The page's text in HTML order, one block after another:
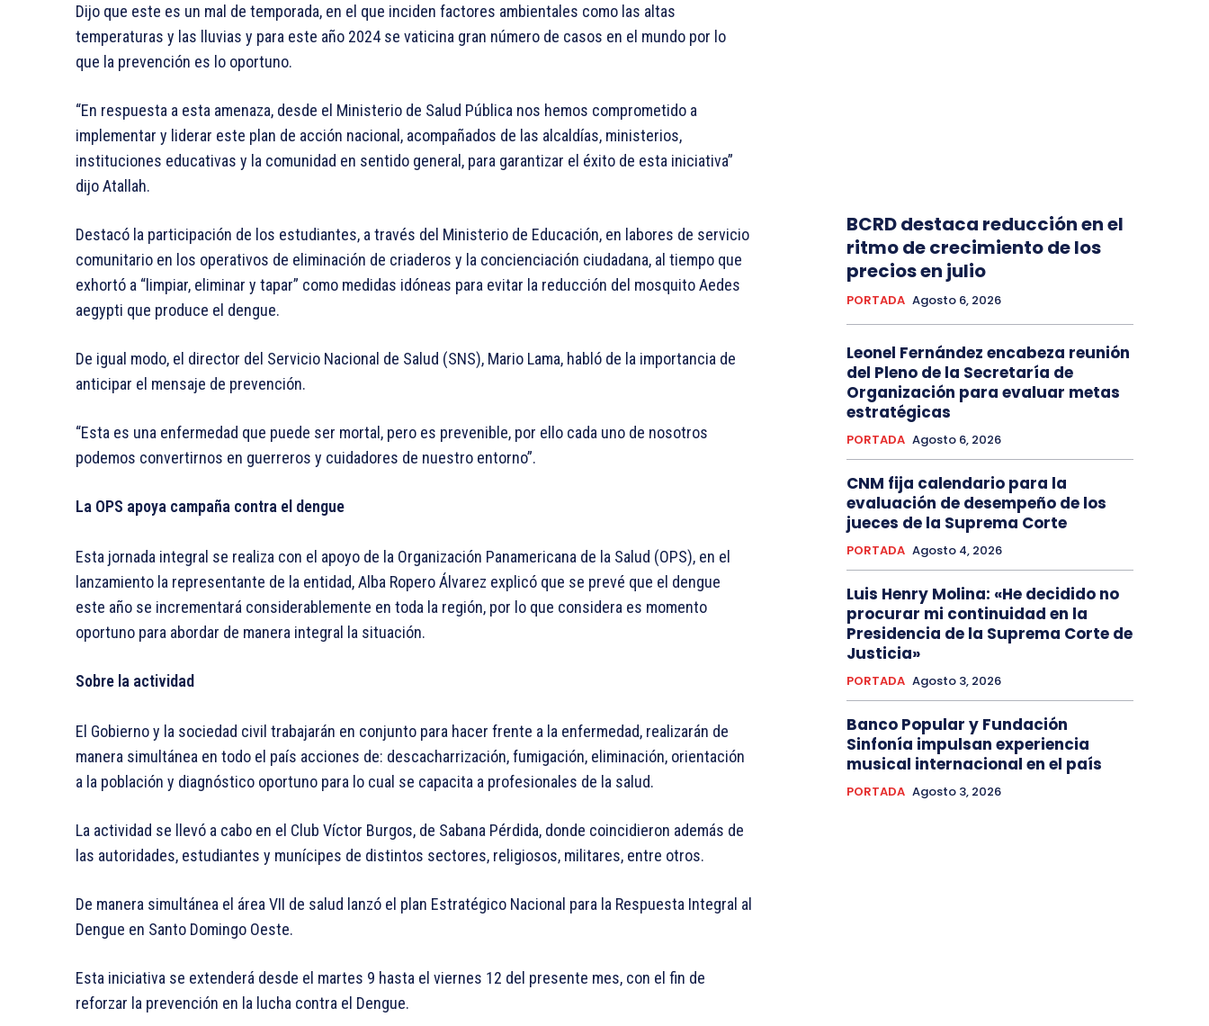
Dijo que este es un mal de temporada, en el que inciden factores ambientales como las altas
temperaturas y las lluvias y para este año 2024 se vaticina gran número de casos en el mundo por lo
que la prevención es lo oportuno.
“En respuesta a esta amenaza, desde el Ministerio de Salud Pública nos hemos comprometido a
implementar y liderar este plan de acción nacional, acompañados de las alcaldías, ministerios,
instituciones educativas y la comunidad en sentido general, para garantizar el éxito de esta iniciativa”
dijo Atallah.
Destacó la participación de los estudiantes, a través del Ministerio de Educación, en labores de servicio
comunitario en los operativos de eliminación de criaderos y la concienciación ciudadana, al tiempo que
exhortó a “limpiar, eliminar y tapar” como medidas idóneas para evitar la reducción del mosquito Aedes
aegypti que produce el dengue.
De igual modo, el director del Servicio Nacional de Salud (SNS), Mario Lama, habló de la importancia de
anticipar el mensaje de prevención.
“Esta es una enfermedad que puede ser mortal, pero es prevenible, por ello cada uno de nosotros
podemos convertirnos en guerreros y cuidadores de nuestro entorno”.
La OPS apoya campaña contra el dengue
Esta jornada integral se realiza con el apoyo de la Organización Panamericana de la Salud (OPS), en el
lanzamiento la representante de la entidad, Alba Ropero Álvarez explicó que se prevé que el dengue
este año se incrementará considerablemente en toda la región, por lo que considera es momento
oportuno para abordar de manera integral la situación.
Sobre la actividad
El Gobierno y la sociedad civil trabajarán en conjunto para hacer frente a la enfermedad, realizarán de
manera simultánea en todo el país acciones de: descacharrización, fumigación, eliminación, orientación
a la población y diagnóstico oportuno para lo cual se capacita a profesionales de la salud.
La actividad se llevó a cabo en el Club Víctor Burgos, de Sabana Pérdida, donde coincidieron además de
las autoridades, estudiantes y munícipes de distintos sectores, religiosos, militares, entre otros.
De manera simultánea el área VII de salud lanzó el plan Estratégico Nacional para la Respuesta Integral al
Dengue en Santo Domingo Oeste.
Esta iniciativa se extenderá desde el martes 9 hasta el viernes 12 del presente mes, con el fin de
reforzar la prevención en la lucha contra el Dengue.
BCRD destaca reducción en el
ritmo de crecimiento de los
precios en julio
PORTADA Agosto 6, 2026
Leonel Fernández encabeza reunión
del Pleno de la Secretaría de
Organización para evaluar metas
estratégicas
PORTADA Agosto 6, 2026
CNM fija calendario para la
evaluación de desempeño de los
jueces de la Suprema Corte
PORTADA Agosto 4, 2026
Luis Henry Molina: «He decidido no
procurar mi continuidad en la
Presidencia de la Suprema Corte de
Justicia»
PORTADA Agosto 3, 2026
Banco Popular y Fundación
Sinfonía impulsan experiencia
musical internacional en el país
PORTADA Agosto 3, 2026